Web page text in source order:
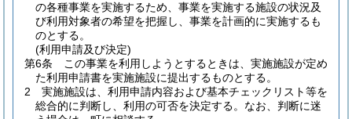
の各種事業を実施するため、事業を実施する施設の状況及
び利用対象者の希望を把握し、事業を計画的に実施するも
のとする。
(利用申請及び決定)
第6条
この事業を利用しようとするときは、実施施設が定め
た利用申請書を実施施設に提出するものとする。
2
実施施設は、利用申請内容および基本チェックリスト等を
総合的に判断し、利用の可否を決定する。なお、判断に迷